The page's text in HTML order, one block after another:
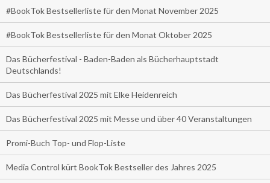
#BookTok Bestsellerliste für den Monat November 2025
#BookTok Bestsellerliste für den Monat Oktober 2025
Das Bücherfestival - Baden-Baden als Bücherhauptstadt
Deutschlands!
Das Bücherfestival 2025 mit Elke Heidenreich
Das Bücherfestival 2025 mit Messe und über 40 Veranstaltungen
Promi-Buch Top- und Flop-Liste
Media Control kürt BookTok Bestseller des Jahres 2025